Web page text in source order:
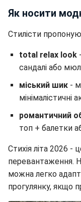
Як носити
Стилісти
total relax look
сандалі або
міський шик -
мінімалістичні
романтичний
топ + балетки
Стихія літа 2026 -
перевантаження.
можна легко
прогулянку, якщо